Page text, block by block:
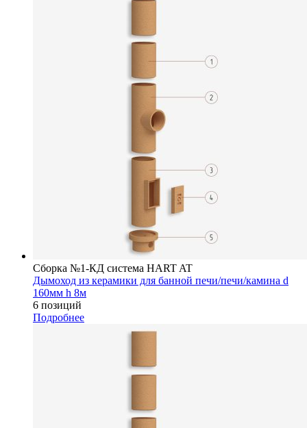
Сборка №1-КД система HART AT
Дымоход из керамики для банной печи/печи/камина d
160мм h 8м
6 позиций
Подробнее